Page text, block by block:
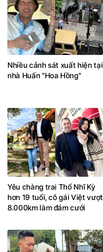
Nhiều cảnh sát xuất hiện tại
nhà Huấn "Hoa Hồng"
Yêu chàng trai Thổ Nhĩ Kỳ
hơn 19 tuổi, cô gái Việt vượt
8.000km làm đám cưới